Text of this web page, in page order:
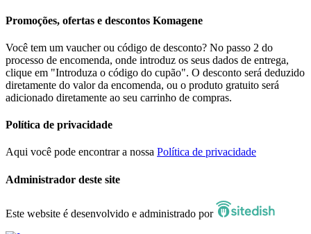
Promoções, ofertas e descontos Komagene
Você tem um vaucher ou código de desconto? No passo 2 do
processo de encomenda, onde introduz os seus dados de entrega,
clique em "Introduza o código do cupão". O desconto será deduzido
diretamente do valor da encomenda, ou o produto gratuito será
adicionado diretamente ao seu carrinho de compras.
Política de privacidade
Aqui você pode encontrar a nossa Política de privacidade
Administrador deste site
Este website é desenvolvido e administrado por